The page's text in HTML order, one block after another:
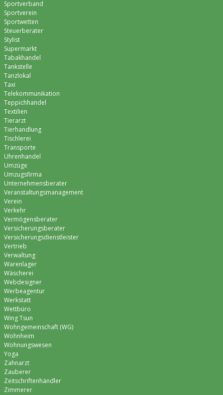
Sportverband
Sportverein
Sportwetten
Steuerberater
Stylist
Supermarkt
Tabakhandel
Tankstelle
Tanzlokal
Taxi
Telekommunikation
Teppichhandel
Textilien
Tierarzt
Tierhandlung
Tischlerei
Transporte
Uhrenhandel
Umzüge
Umzugsfirma
Unternehmensberater
Veranstaltungsmanagement
Verein
Verkehr
Vermögensberater
Versicherungsberater
Versicherungsdienstleister
Vertrieb
Verwaltung
Warenlager
Wäscherei
Webdesigner
Werbeagentur
Werkstatt
Wettbüro
Wing Tsun
Wohngemeinschaft (WG)
Wohnheim
Wohnungswesen
Yoga
Zahnarzt
Zauberer
Zeitschriftenhändler
Zimmerer